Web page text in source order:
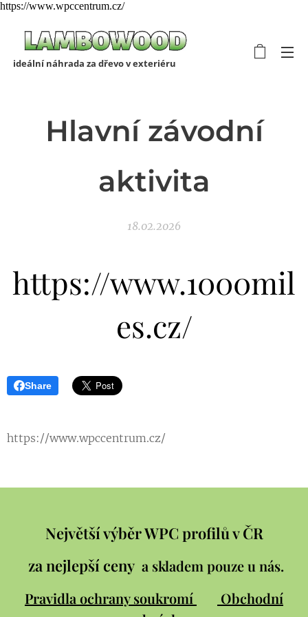
https://www.wpccentrum.cz/
ideální náhrada za dřevo v exteriéru
Hlavní závodní
aktivita
18.02.2026
https://www.1000mil
es.cz/
Share
https://www.wpccentrum.cz/
Největší výběr WPC profilů v ČR
za nejlepší ceny a skladem pouze u nás.
Pravidla ochrany soukromí
Obchodní